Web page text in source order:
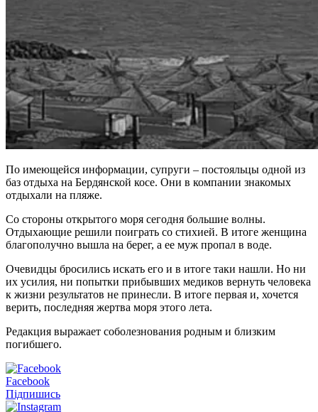
По имеющейся информации, супруги – постояльцы одной из
баз отдыха на Бердянской косе. Они в компании знакомых
отдыхали на пляже.
Со стороны открытого моря сегодня большие волны.
Отдыхающие решили поиграть со стихией. В итоге женщина
благополучно вышла на берег, а ее муж пропал в воде.
Очевидцы бросились искать его и в итоге таки нашли. Но ни
их усилия, ни попытки прибывших медиков вернуть человека
к жизни результатов не принесли. В итоге первая и, хочется
верить, последняя жертва моря этого лета.
Редакция выражает соболезнования родным и близким
погибшего.
Facebook
Підпишись